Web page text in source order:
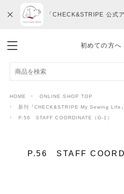
HOME
ONLINE SHOP TOP
新刊『CHECK&STRIPE My Sewing Life
P.56 STAFF COORDINATE（G-1）
初めての方へ
P.56 STAFF
「CHECK&STRIPE 公式ア